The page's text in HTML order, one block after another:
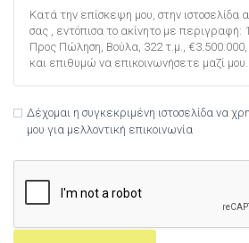
Δέχομαι η συγκεκριμένη ιστοσελίδα να
μου για μελλοντική επικοινωνία